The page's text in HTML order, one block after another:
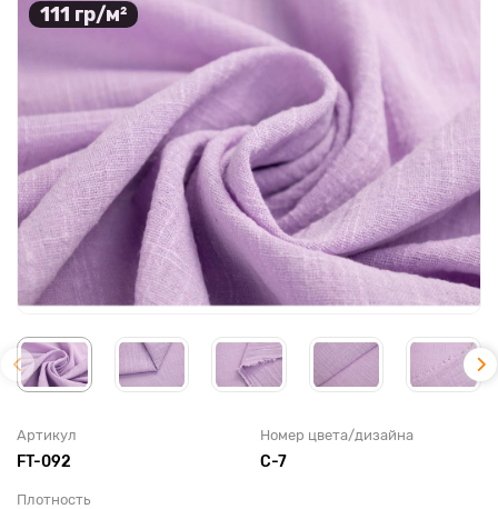
111 гр/м²
Артикул
FT-092
Номер цвета/дизайна
C-7
Плотность